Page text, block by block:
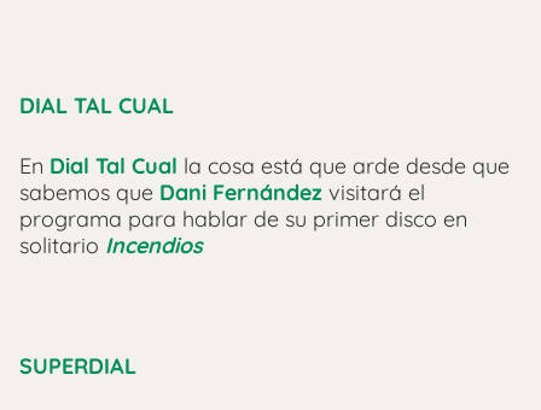
DIAL TAL CUAL
En Dial Tal Cual la cosa está que arde desde que
sabemos que Dani Fernández visitará el
programa para hablar de su primer disco en
solitario Incendios
SUPERDIAL